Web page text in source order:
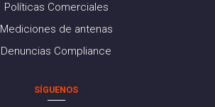
Políticas Comerciales
Mediciones de antenas
Denuncias Compliance
SÍGUENOS